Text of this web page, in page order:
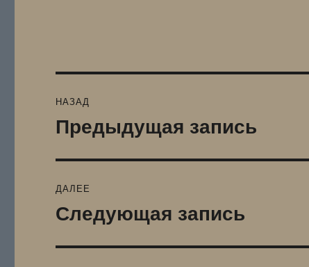
по
НАЗАД
Предыдущая
запись:
Предыдущая запись
ДАЛЕЕ
Следующая
Следующая запись